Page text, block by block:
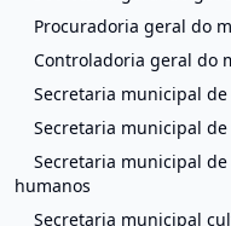
Procuradoria geral do
Controladoria geral do
Secretaria municipal
Secretaria municipal
Secretaria municipal
humanos
Secretaria municipal